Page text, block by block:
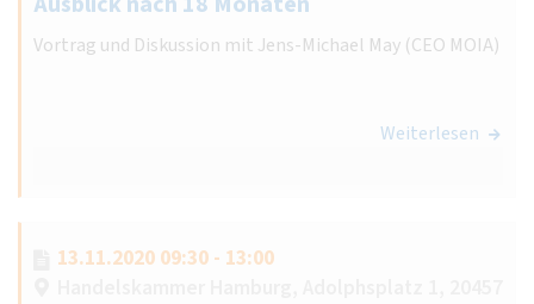
Vortrag und Diskussion mit Jens-Michael May (CEO MOIA)
Weiterlesen
13.11.2020 09:30 - 13:00